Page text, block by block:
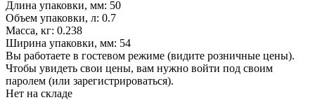
Длина упаковки, мм: 50
Объем упаковки, л: 0.7
Масса, кг: 0.238
Ширина упаковки, мм: 54
Вы работаете в гостевом режиме (видите розничные цены).
Чтобы увидеть свои цены, вам нужно войти под своим
паролем (или зарегистрироваться).
Нет на складе